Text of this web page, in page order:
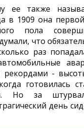
ее также
в 1909 она
пола
что
раз
рекордами -
готовилась
Но за
день